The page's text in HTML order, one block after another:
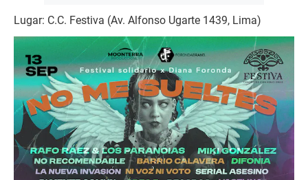
Lugar: C.C. Festiva (Av. Alfonso Ugarte 1439, Lima)